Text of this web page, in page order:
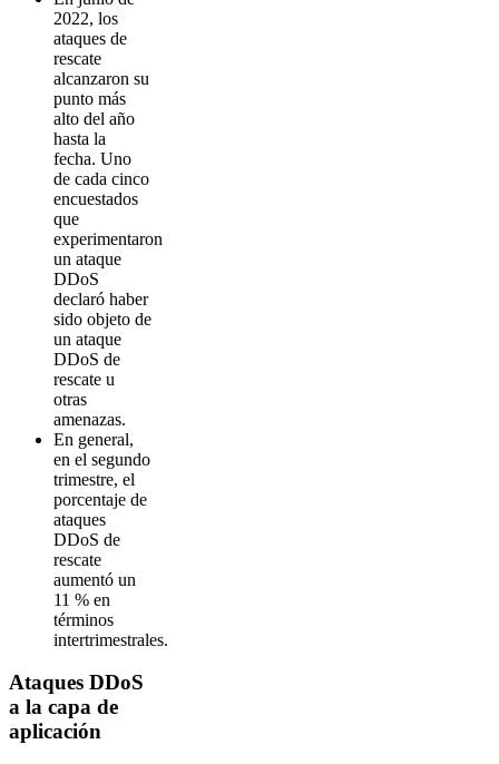
2022, los
ataques de
rescate
alcanzaron su
punto más
alto del año
hasta la
fecha. Uno
de cada cinco
encuestados
que
experimentaron
un ataque
DDoS
declaró haber
sido objeto de
un ataque
DDoS de
rescate u
otras
amenazas.
En general,
en el segundo
trimestre, el
porcentaje de
ataques
DDoS de
rescate
aumentó un
11 % en
términos
intertrimestrales.
Ataques DDoS
a la capa de
aplicación